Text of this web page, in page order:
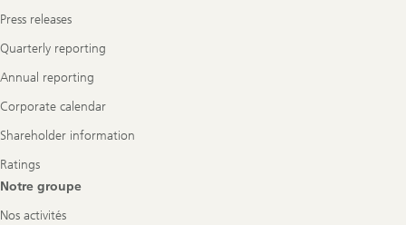
Press releases
Quarterly reporting
Annual reporting
Corporate calendar
Shareholder information
Ratings
Notre groupe
Nos activités